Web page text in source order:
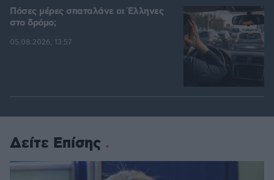
Πόσες μέρες σπαταλάνε οι Έλληνες
στο δρόμο;
05.08.2026, 13:57
Δείτε Επίσης